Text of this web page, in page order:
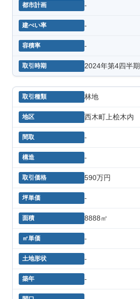
-
-
-
2024年第4四半期
林地
西木町上桧木内
-
-
590万円
-
8888㎡
-
-
-